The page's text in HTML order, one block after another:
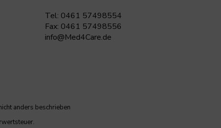
Tel: 0461 57498554
Fax: 0461 57498556
info@Med4Care.de
anders beschrieben